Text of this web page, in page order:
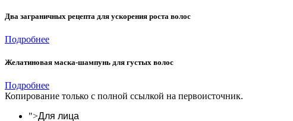
Два заграничных рецепта для ускорения роста волос
Подробнее
Желатиновая маска-шампунь для густых волос
Подробнее
Копирование только с полной ссылкой на первоисточник.
">Для лица